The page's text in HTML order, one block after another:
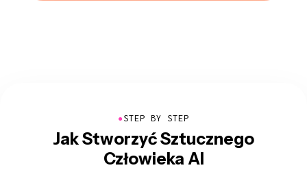
●STEP BY STEP
Jak Stworzyć Sztucznego
Człowieka AI